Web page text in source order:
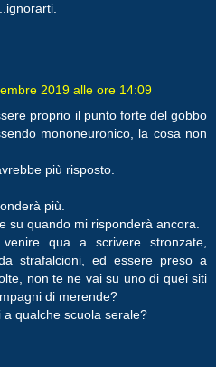
2019 alle ore 14:09
proprio il punto forte del gobbo
mononeuronico, la cosa non
più risposto.
più.
su quando mi risponderà ancora.
qua a scrivere stronzate,
strafalcioni, ed essere preso a
non te ne vai su uno di quei siti
di merende?
qualche scuola serale?